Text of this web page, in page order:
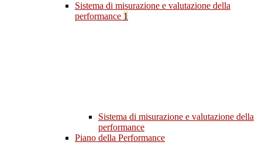
Sistema di misurazione e valutazione della
performance 1
Sistema di misurazione e valutazione della
performance
Piano della Performance